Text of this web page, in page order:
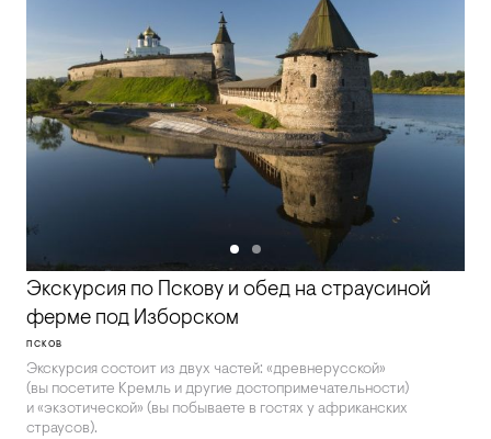
Экскурсия по Пскову и обед на страусиной
ферме под Изборском
ПСКОВ
Экскурсия состоит из двух частей: «древнерусской»
(вы посетите Кремль и другие достопримечательности)
и «экзотической» (вы побываете в гостях у африканских
страусов).